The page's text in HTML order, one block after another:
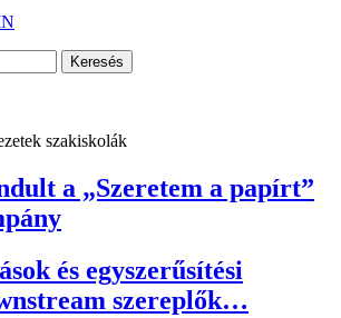
szakiskolák
a „Szeretem a papírt”
és egyszerűsítési
szereplők…